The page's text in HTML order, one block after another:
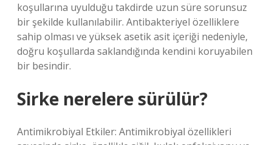
koşullarına uyulduğu takdirde uzun süre sorunsuz
bir şekilde kullanılabilir. Antibakteriyel özelliklere
sahip olması ve yüksek asetik asit içeriği nedeniyle,
doğru koşullarda saklandığında kendini koruyabilen
bir besindir.
Sirke nerelere sürülür?
Antimikrobiyal Etkiler: Antimikrobiyal özellikleri